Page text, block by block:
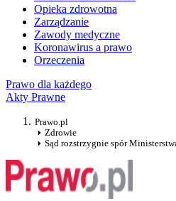
Opieka zdrowotna
Zarządzanie
Zawody medyczne
Koronawirus a prawo
Orzeczenia
Prawo dla każdego
Akty Prawne
Prawo.pl
Zdrowie
Sąd rozstrzygnie spór